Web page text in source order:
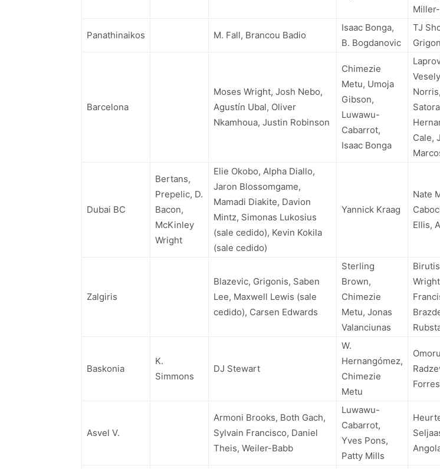
Panathinaikos M. Fall, Brancou Badio
Isaac Bonga,
B. Bogdanovic
TJ
Barcelona
Moses Wright, Josh Nebo,
Agustín Ubal, Oliver
Nkamhoua, Justin Robinson
Chimezie
Metu, Umoja
Gibson,
Luwawu-
Cabarrot,
Isaac Bonga
Norris,
Cale,
Dubai BC
Bertans,
Prepelic, D.
Bacon,
McKinley
Wright
Elie Okobo, Alpha Diallo,
Jaron Blossomgame,
Mamadi Diakite, Davion
Mintz, Simonas Lukosius
(sale cedido), Kevin Kokila
(sale cedido)
Yannick Kraag
Nate
Ellis,
Zalgiris
Blazevic, Grigonis, Saben
Lee, Maxwell Lewis (sale
cedido), Carsen Edwards
Sterling
Brown,
Chimezie
Metu, Jonas
Valanciunas
Baskonia
K.
Simmons
DJ Stewart
W.
Hernangómez,
Chimezie
Metu
Asvel V.
Armoni Brooks, Both Gach,
Sylvain Francisco, Daniel
Theis, Weiler-Babb
Luwawu-
Cabarrot,
Yves Pons,
Patty Mills